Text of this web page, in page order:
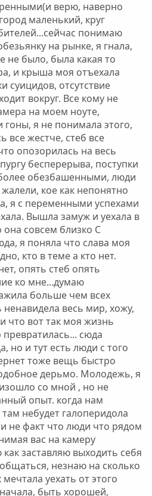
верю, наверно
маленький, круг
понимаю
на рынке, я гнала,
не было, была какая то
и крыша моя отъехала
суицидов, отсутствие
вокруг. Все кому не
на моем ноуте,
я не понимала этого,
все жестче, стеб все
опозорилась на весь
бесперерыва, поступки
обезбашенными, люди
кое как непонятно
я с переменными успехами
Вышла замуж и уехала в
она совсем близко С
я поняла что слава моя
кто в теме а кто нет.
опять стеб опять
ко мне...думаю
больше чем всех
весь мир, хожу,
что вот так моя жизнь
сюда
но и тут есть люди с того
тоже вещь быстро
дерьмо. Молодежь, я
со мной , но не
опыт. когда нам
небудет галоперидола
не факт что люди что рядом
вас на камеру
заставляю выходить себя
незнаю на сколько
уехать от этого
быть хорошей,